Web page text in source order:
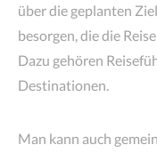
über die geplanten
besorgen, die die
Dazu gehören
Destinationen.
Man kann auch